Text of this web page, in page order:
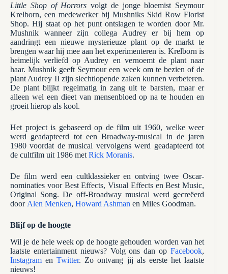
Little Shop of Horrorsvolgt de jonge bloemist Seymour
Krelborn, een medewerker bij Mushniks Skid Row Florist
Shop. Hij staat op het punt ontslagen te worden door Mr.
Mushnik wanneer zijn collega Audrey er bij hem op
aandringt een nieuwe mysterieuze plant op de markt te
brengen waar hij mee aan het experimenteren is. Krelborn is
heimelijk verliefd op Audrey en vernoemt de plant naar
haar. Mushnik geeft Seymour een week om te bezien of de
plant Audrey II zijn slechtlopende zaken kunnen verbeteren.
De plant blijkt regelmatig in zang uit te barsten, maar er
alleen wel een dieet van mensenbloed op na te houden en
groeit hierop als kool.
Het project is gebaseerd op de film uit 1960, welke weer
werd geadapteerd tot een Broadway-musical in de jaren
1980 voordat de musical vervolgens werd geadapteerd tot
de cultfilm uit 1986 met Rick Moranis.
De film werd een cultklassieker en ontving twee Oscar-
nominaties voor Best Effects, Visual Effects en Best Music,
Original Song. De off-Broadway musical werd gecreëerd
door Alen Menken, Howard Ashman en Miles Goodman.
Blijf op de hoogte
Wil je de hele week op de hoogte gehouden worden van het
laatste entertainment nieuws? Volg ons dan opFacebook,
InstagramenTwitter. Zo ontvang jij als eerste het laatste
nieuws!